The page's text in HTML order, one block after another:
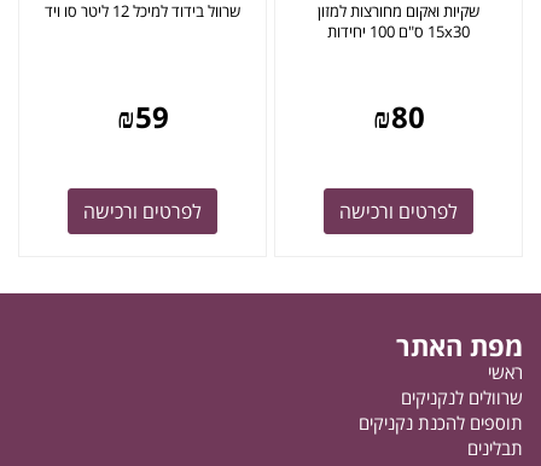
שקיות ואקום מחורצות למזון
15x30 ס"ם 100 יחידות
₪80
לפרטים ורכישה
שרוול בידוד למיכל 12 ליטר סו ויד
₪59
לפרטים ורכישה
מפת האתר
ראשי
שרוולים לנקניקים
תוספים להכנת נקניקים
תבלינים